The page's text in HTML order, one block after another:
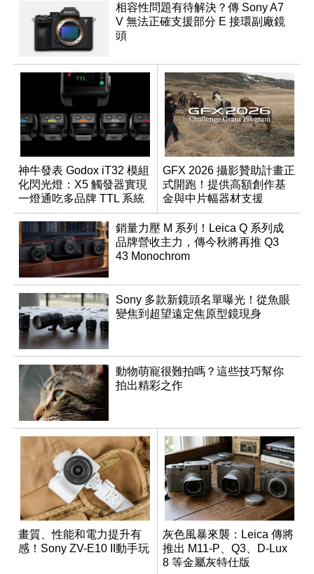
相容性問題有待解決？傳 Sony A7
V 無法正確支援部分 E 接環副廠鏡
頭
神牛發表 Godox iT32 模組
化閃光燈：X5 觸發器實現
一燈通吃多品牌 TTL 系統
GFX 2026 攝影贊助計畫正
式開跑！提供高額創作基
金與中片幅器材支援
銷量力壓 M 系列！Leica Q 系列成
品牌營收主力，傳今秋將再推 Q3
43 Monochrom
Sony 多款新鏡頭名單曝光！從魚眼
變焦到超望遠定焦原型鏡現身
動物萌寵很難拍嗎？這些技巧幫你
拍出精彩之作
畫質、性能和電力提升有
感！Sony ZV-E10 II動手玩
灰色風暴來襲：Leica 傳將
推出 M11-P、Q3、D-Lux
8 等金屬灰特仕版